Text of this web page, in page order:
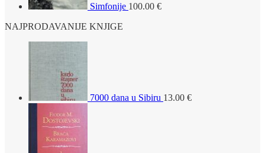
Simfonije 100.00 €
NAJPRODAVANIJE KNJIGE
7000 dana u Sibiru 13.00 €